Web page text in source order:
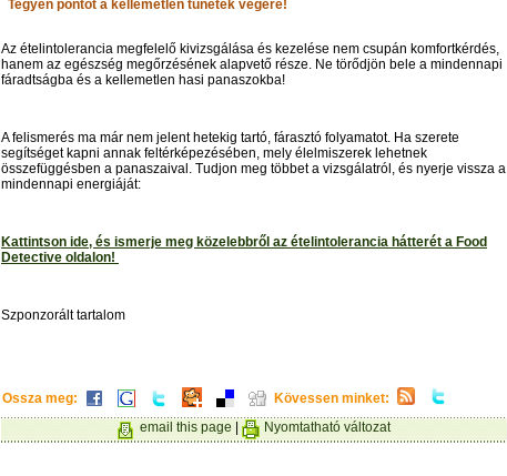
Tegyen pontot a kellemetlen tünetek végére!
Az ételintolerancia megfelelő kivizsgálása és kezelése nem csupán komfortkérdés,
hanem az egészség megőrzésének alapvető része. Ne törődjön bele a mindennapi
fáradtságba és a kellemetlen hasi panaszokba!
A felismerés ma már nem jelent hetekig tartó, fárasztó folyamatot. Ha szerete
segítséget kapni annak feltérképezésében, mely élelmiszerek lehetnek
összefüggésben a panaszaival. Tudjon meg többet a vizsgálatról, és nyerje vissza a
mindennapi energiáját:
Kattintson ide, és ismerje meg közelebbről az ételintolerancia hátterét a Food
Detective oldalon!
Szponzorált tartalom
Ossza meg:
Kövessen minket:
email this page
Nyomtatható változat